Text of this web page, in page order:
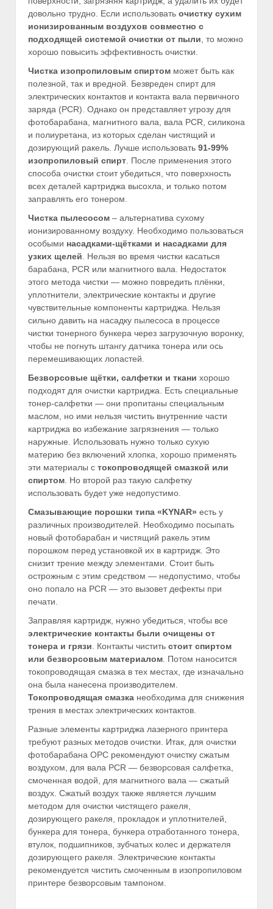
довольно трудно. Если использовать очистку сухим
ионизированным воздухов совместно с
подходящей системой очистки от пыли , то можно
хорошо повысить эффективность очистки.
Чистка изопропиловым спиртом может быть как
полезной, так и вредной. Безвреден спирт для
электрических контактов и контакта вала первичного
заряда (PCR). Однако он представляет угрозу для
фотобарабана, магнитного вала, вала PCR, силикона
и полиуретана, из которых сделан чистящий и
дозирующий ракель. Лучше использовать 91-99%
изопропиловый спирт . После применения этого
способа очистки стоит убедиться, что поверхность
всех деталей картриджа высохла, и только потом
заправлять его тонером.
Чистка пылесосом – альтернатива сухому
ионизированному воздуху. Необходимо пользоваться
особыми насадками-щётками и насадками для
узких щелей . Нельзя во время чистки касаться
барабана, PCR или магнитного вала. Недостаток
этого метода чистки — можно повредить плёнки,
уплотнители, электрические контакты и другие
чувствительные компоненты картриджа. Нельзя
сильно давить на насадку пылесоса в процессе
чистки тонерного бункера через загрузочную воронку,
чтобы не погнуть штангу датчика тонера или ось
перемешивающих лопастей.
Безворсовые щётки, салфетки и ткани хорошо
подходят для очистки картриджа. Есть специальные
тонер-салфетки — они пропитаны специальным
маслом, но ими нельзя чистить внутренние части
картриджа во избежание загрязнения — только
наружные. Использовать нужно только сухую
материю без включений хлопка, хорошо применять
эти материалы с токопроводящей смазкой или
спиртом . Но второй раз такую салфетку
использовать будет уже недопустимо.
Смазывающие порошки типа «KYNAR» есть у
различных производителей. Необходимо посыпать
новый фотобарабан и чистящий ракель этим
порошком перед установкой их в картридж. Это
снизит трение между элементами. Стоит быть
острожным с этим средством — недопустимо, чтобы
оно попало на PCR — это вызовет дефекты при
печати.
Заправляя картридж, нужно убедиться, чтобы все
электрические контакты были очищены от
тонера и грязи . Контакты чистить стоит спиртом
или безворсовым материалом . Потом наносится
токопроводящая смазка в тех местах, где изначально
она была нанесена производителем.
Токопроводящая смазка необходима для снижения
трения в местах электрических контактов.
Разные элементы картриджа лазерного принтера
требуют разных методов очистки. Итак, для очистки
фотобарабана ОРС рекомендуют очистку сжатым
воздухом, для вала PCR — безворсовая салфетка,
смоченная водой, для магнитного вала — сжатый
воздух. Сжатый воздух также является лучшим
методом для очистки чистящего ракеля,
дозирующего ракеля, прокладок и уплотнителей,
бункера для тонера, бункера отработанного тонера,
втулок, подшипников, зубчатых колес и держателя
дозирующего ракеля. Электрические контакты
рекомендуется чистить смоченным в изопропиловом
принтере безворсовым тампоном.